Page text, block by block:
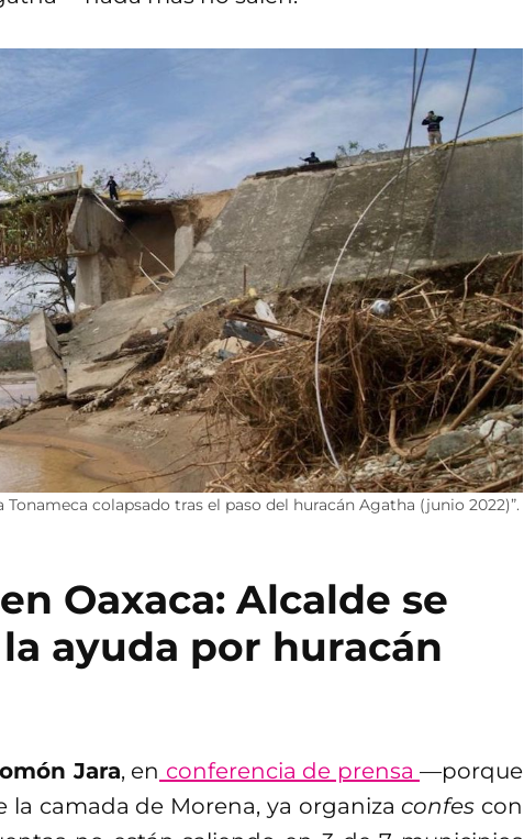
colapsado tras el paso del huracán Agatha (junio 2022)”.
Oaxaca: Alcalde se
ayuda por huracán
Jara, en conferencia de prensa —porque
camada de Morena, ya organiza confes con